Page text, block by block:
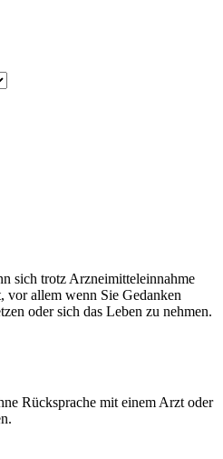
sich trotz Arzneimitteleinnahme
vor allem wenn Sie Gedanken
oder sich das Leben zu nehmen.
Rücksprache mit einem Arzt oder